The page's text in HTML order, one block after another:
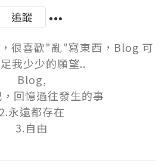
追蹤
很喜歡"亂"寫東西，Blog 可
我少少的願望..
Blog,
回憶過往發生的事
2.永遠都存在
3.自由